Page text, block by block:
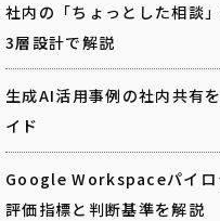
社内の「ちょっとした相談
3層設計で解説
生成AI活用事例の社内共有
イド
Google Workspaceパイロ
評価指標と判断基準を解説